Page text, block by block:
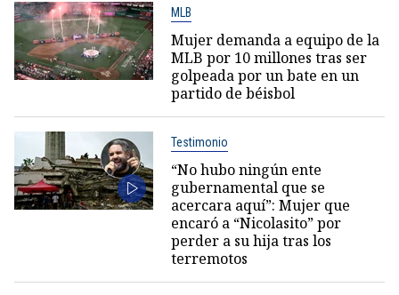
MLB
Mujer demanda a equipo de la
MLB por 10 millones tras ser
golpeada por un bate en un
partido de béisbol
Testimonio
“No hubo ningún ente
gubernamental que se
acercara aquí”: Mujer que
encaró a “Nicolasito” por
perder a su hija tras los
terremotos